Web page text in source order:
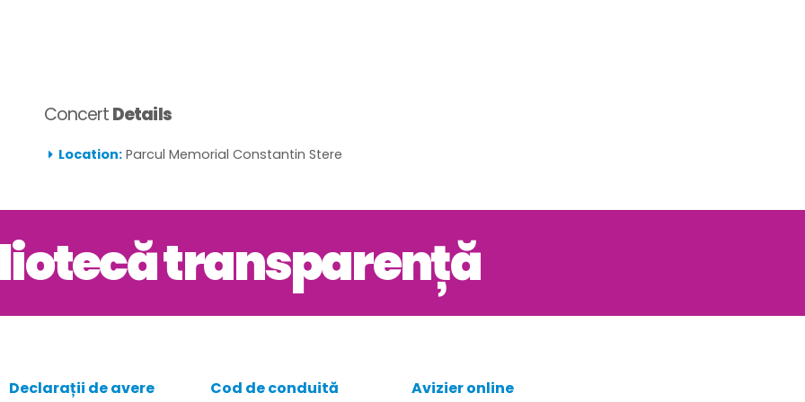
ConcertDetails
Location: Parcul Memorial Constantin Stere
transparență
Declarații de avere Cod de conduită Avizier online